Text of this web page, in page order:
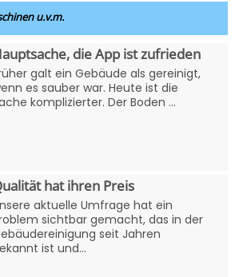
u.v.m.
die App ist zufrieden
galt ein Gebäude als gereinigt,
es sauber war. Heute ist die
komplizierter. Der Boden ...
hat ihren Preis
aktuelle Umfrage hat ein
sichtbar gemacht, das in der
seit Jahren
ist und...